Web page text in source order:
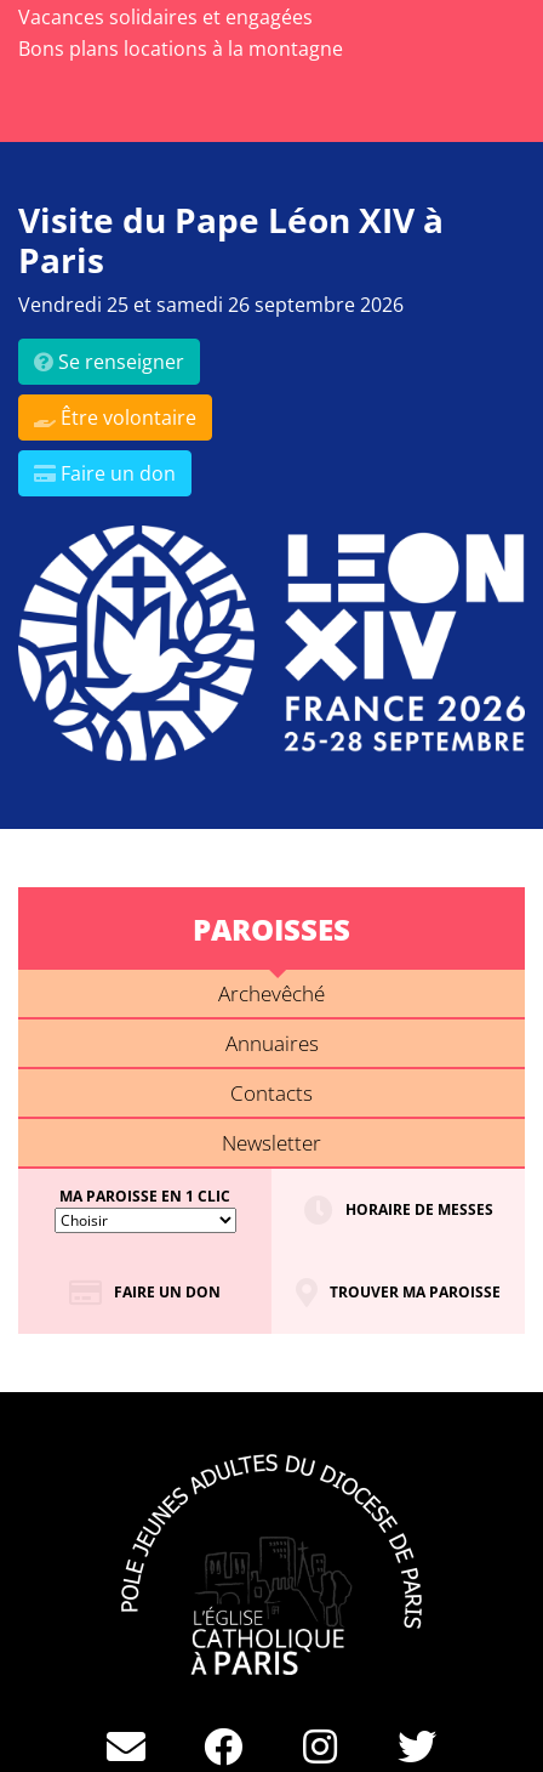
Vacances solidaires et engagées
Bons plans locations à la montagne
Visite du Pape Léon XIV à
Paris
Vendredi 25 et samedi 26 septembre 2026
Se renseigner
Être volontaire
Faire un don
PAROISSES
Archevêché
Annuaires
Contacts
Newsletter
MA PAROISSE EN 1 CLIC
HORAIRE DE MESSES
FAIRE UN DON TROUVER MA PAROISSE